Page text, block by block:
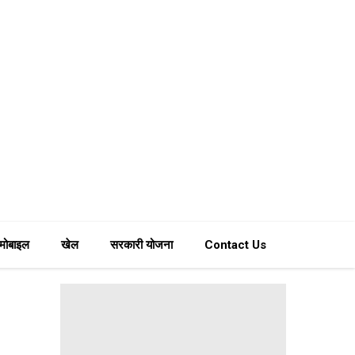
खेल सरकारी योजना Contact Us